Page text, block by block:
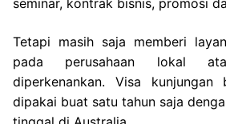
seminar, kontrak bisnis, promosi
Tetapi masih saja memberi
pada perusahaan lokal
diperkenankan. Visa
dipakai buat satu tahun saja